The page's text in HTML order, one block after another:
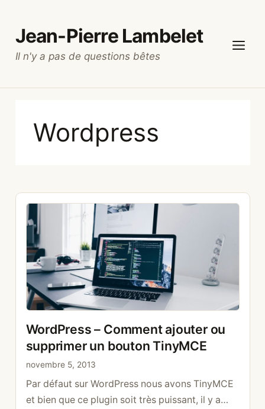
contenu
Jean-Pierre Lambelet
Il n'y a pas de questions bêtes
Wordpress
WordPress – Comment ajouter ou
supprimer un bouton TinyMCE
novembre 5, 2013
Par défaut sur WordPress nous avons TinyMCE
et bien que ce plugin soit très puissant, il y a